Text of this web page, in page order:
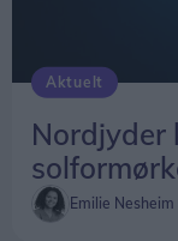
Aktuelt
Nordjyder
Emilie